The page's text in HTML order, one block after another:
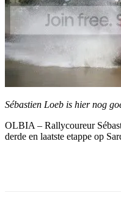
Sébastien Loeb is hier nog
OLBIA – Rallycoureur
derde en laatste etappe op